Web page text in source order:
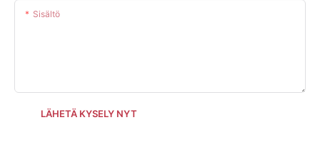
Sisältö
LÄHETÄ KYSELY NYT